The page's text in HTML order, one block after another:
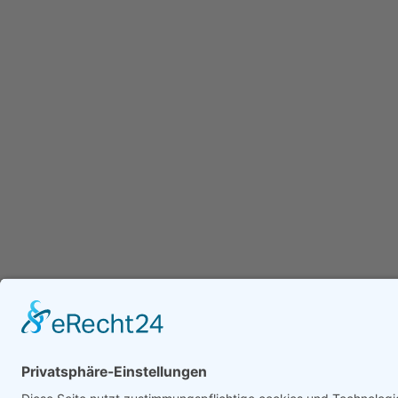
Kochstraße 113